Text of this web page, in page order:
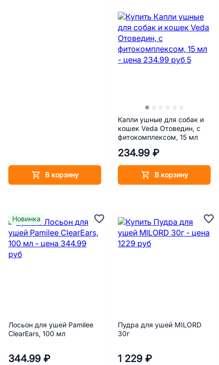
В корзину
Капли ушные для собак и
кошек Veda Отоведин, с
фитокомплексом, 15 мл
234.99 ₽
В корзину
Лосьон для ушей Pamilee
ClearEars, 100 мл
344.99 ₽
Новинка
Пудра для ушей MILORD
30г
1 229 ₽